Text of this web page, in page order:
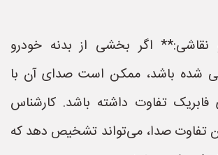
اگر بخشی از بدنه خودرو
شده باشد، ممکن است صدای آن با
تفاوت داشته باشد. کارشناس
تفاوت صدا، می‌تواند تشخیص دهد که